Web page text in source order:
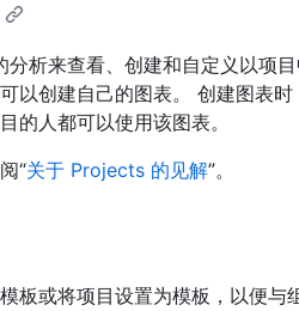
析来查看、创建和自定义以项
以创建自己的图表。 创建图表
的人都可以使用该图表。
“关于 Projects 的见解”。
板或将项目设置为模板，以便